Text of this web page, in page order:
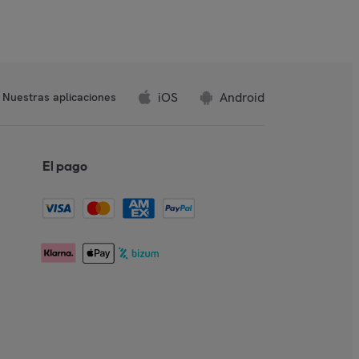
Nuestras aplicaciones iOS Android
El pago